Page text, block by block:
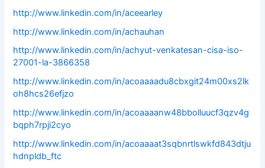
http://www.linkedin.com/in/aceearley
http://www.linkedin.com/in/achauhan
http://www.linkedin.com/in/achyut-venkatesan-cisa-iso-
27001-la-3866358
http://www.linkedin.com/in/acoaaaadu8cbxgit24m00xs2lk
oh8hcs26efjzo
http://www.linkedin.com/in/acoaaaanw48bbolluucf3qzv4g
bqph7rpji2cyo
http://www.linkedin.com/in/acoaaaat3sqbnrtlswkfd843dtju
hdnpldb_ftc